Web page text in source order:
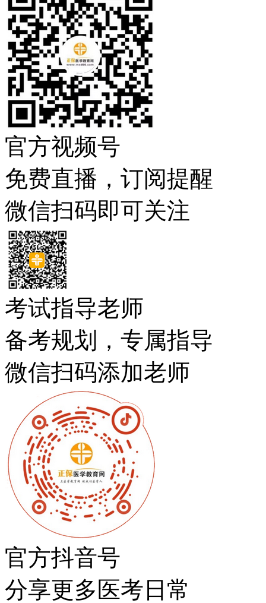
官方视频号
免费直播，订阅提醒
微信扫码即可关注
考试指导老师
备考规划，专属指导
微信扫码添加老师
官方抖音号
分享更多医考日常